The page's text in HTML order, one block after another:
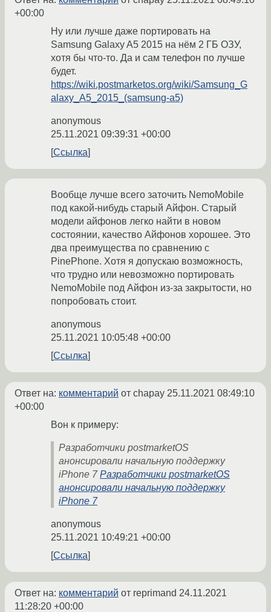
+00:00
Ну или лучше даже портировать на
Samsung Galaxy A5 2015 на нём 2 ГБ ОЗУ,
хотя бы что-то. Да и сам телефон по лучше
будет.
https://wiki.postmarketos.org/wiki/Samsung_G
alaxy_A5_2015_(samsung-a5)
anonymous
25.11.2021 09:39:31 +00:00
Ссылка
Вообще лучше всего заточить NemoMobile
под какой-нибудь старый Айфон. Старый
модели айфонов легко найти в новом
состоянии, качество Айфонов хорошее. Это
два преимущества по сравнению с
PinePhone. Хотя я допускаю возможность,
что трудно или невозможно портировать
NemoMobile под Айфон из-за закрытости, но
попробовать стоит.
anonymous
25.11.2021 10:05:48 +00:00
Ссылка
Ответ на: комментарий от chapay 25.11.2021 08:49:10
+00:00
Вон к примеру:
Разработчики postmarketOS
анонсировали начальную поддержку
iPhone 7Разработчики postmarketOS
анонсировали начальную поддержку
iPhone 7
anonymous
25.11.2021 10:49:21 +00:00
Ссылка
Ответ на: комментарий от reprimand 24.11.2021
11:28:20 +00:00